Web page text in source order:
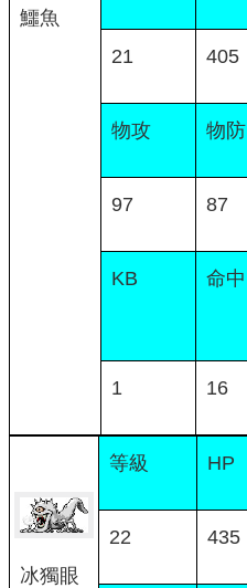
鱷魚
21 405
物攻 物防
97 87
KB 命中
1 16
冰獨眼
等級 HP
22 435